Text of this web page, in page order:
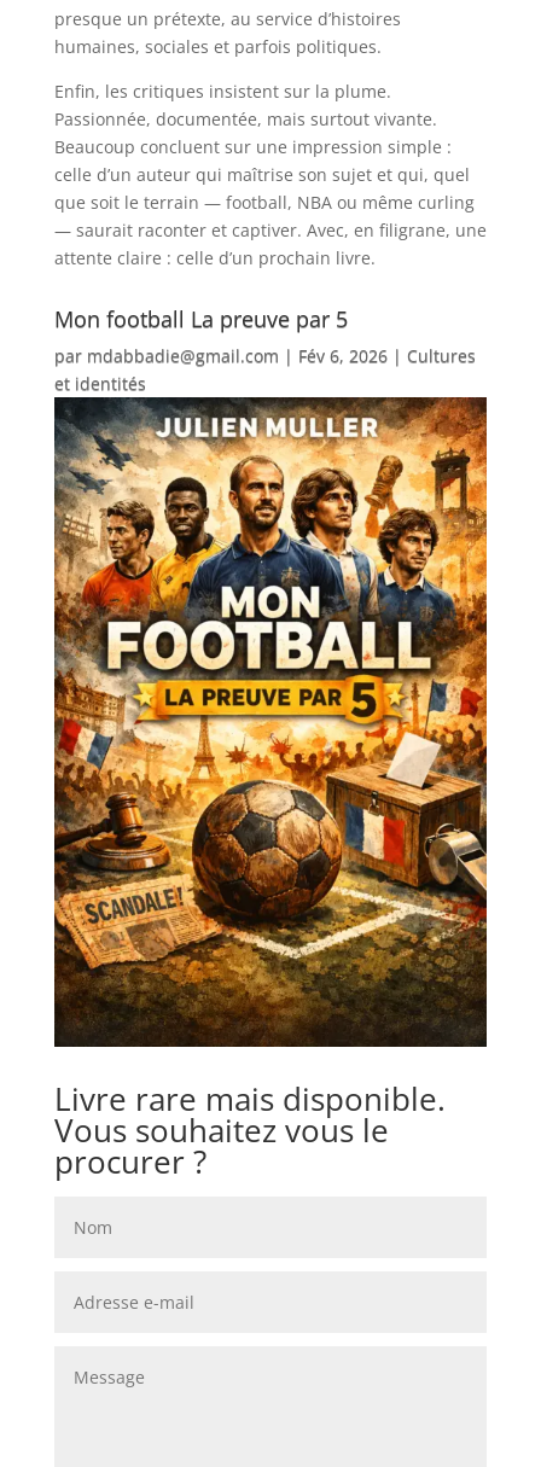
presque un prétexte, au service d’histoires
humaines, sociales et parfois politiques.
Enfin, les critiques insistent sur la plume.
Passionnée, documentée, mais surtout vivante.
Beaucoup concluent sur une impression simple :
celle d’un auteur qui maîtrise son sujet et qui, quel
que soit le terrain — football, NBA ou même curling
— saurait raconter et captiver. Avec, en filigrane, une
attente claire : celle d’un prochain livre.
Mon football La preuve par 5
par mdabbadie@gmail.com | Fév 6, 2026| Cultures
et identités
Livre rare mais disponible.
Vous souhaitez vous le
procurer ?